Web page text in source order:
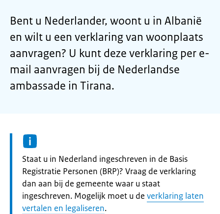
Bent u Nederlander, woont u in Albanië
en wilt u een verklaring van woonplaats
aanvragen? U kunt deze verklaring per e-
mail aanvragen bij de Nederlandse
ambassade in Tirana.
Informatie:
Staat u in Nederland ingeschreven in de Basis
Registratie Personen (BRP)? Vraag de verklaring
dan aan bij de gemeente waar u staat
ingeschreven. Mogelijk moet u de verklaring laten
vertalen en legaliseren.